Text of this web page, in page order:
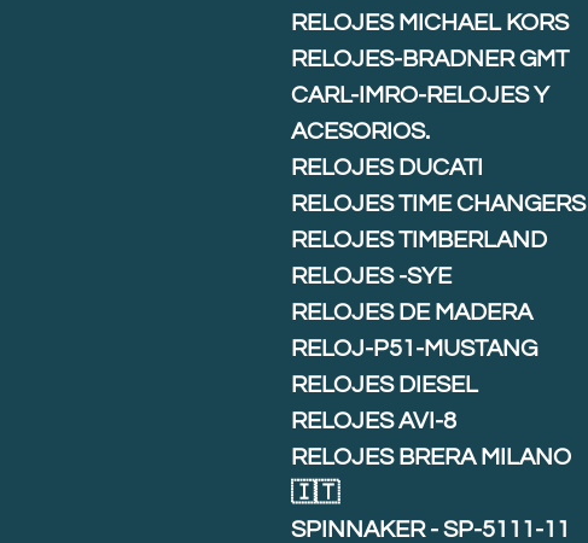
RELOJES MICHAEL KORS
RELOJES-BRADNER GMT
CARL-IMRO-RELOJES Y
ACESORIOS.
RELOJES DUCATI
RELOJES TIME CHANGERS
RELOJES TIMBERLAND
RELOJES -SYE
RELOJES DE MADERA
RELOJ-P51-MUSTANG
RELOJES DIESEL
RELOJES AVI-8
RELOJES BRERA MILANO
🇮🇹
SPINNAKER - SP-5111-11